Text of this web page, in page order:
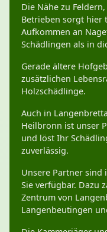
Die Nähe zu
Betrieben sorgt hier
Aufkommen an
Schädlingen als in
Gerade ältere
zusätzlichen
Holzschädlinge.
Auch in
Heilbronn ist unser
und löst Ihr
zuverlässig.
Unsere Partner sind
Sie verfügbar. Dazu
Zentrum von
Langenbeutingen